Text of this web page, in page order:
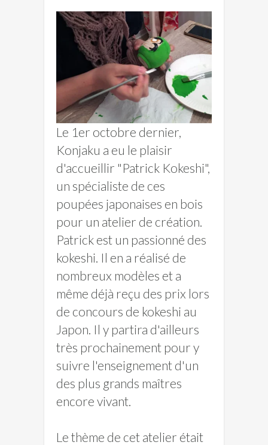
Le 1er octobre dernier,
Konjaku a eu le plaisir
d'accueillir "Patrick Kokeshi",
un spécialiste de ces
poupées japonaises en bois
pour un atelier de création.
Patrick est un passionné des
kokeshi. Il en a réalisé de
nombreux modèles et a
même déjà reçu des prix lors
de concours de kokeshi au
Japon. Il y partira d'ailleurs
très prochainement pour y
suivre l'enseignement d'un
des plus grands maîtres
encore vivant.
Le thème de cet atelier était